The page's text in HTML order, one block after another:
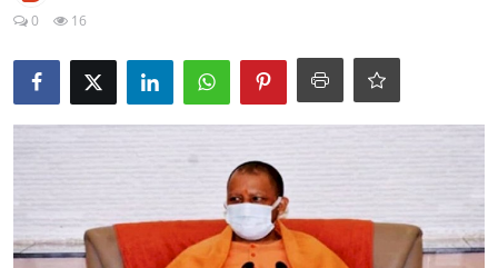
राज्य
बुन्देलखण्ड
वीडियो
स्पोर्ट्स
0
16